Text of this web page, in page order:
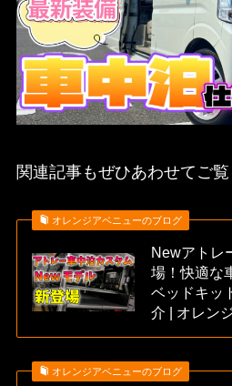
関連記事もぜひあわせてご覧
オレンジアベニューのブログ
Newアトレ
場！快適な
ベッドキッ
介 | オレン
オレンジアベニューのブログ